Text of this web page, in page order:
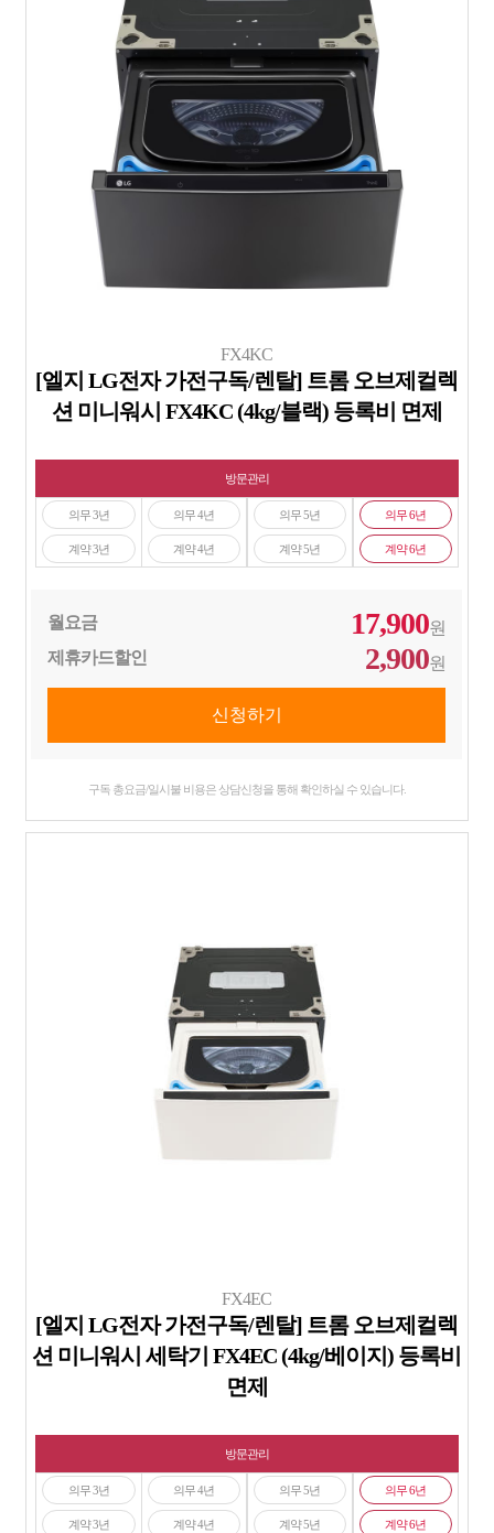
FX4KC
[엘지 LG전자 가전구독/렌탈] 트롬 오브제컬렉
션 미니워시 FX4KC (4kg/블랙) 등록비 면제
방문관리
의무 3년
계약 3년
의무 4년
계약 4년
의무 5년
계약 5년
의무 6년
계약 6년
월요금 17,900원
제휴카드할인
2,900원
구독 총요금/일시불 비용은 상담신청을 통해 확인하실 수 있습니다.
FX4EC
[엘지 LG전자 가전구독/렌탈] 트롬 오브제컬렉
션 미니워시 세탁기 FX4EC (4kg/베이지) 등록비
면제
방문관리
의무 3년
계약 3년
의무 4년
계약 4년
의무 5년
계약 5년
의무 6년
계약 6년